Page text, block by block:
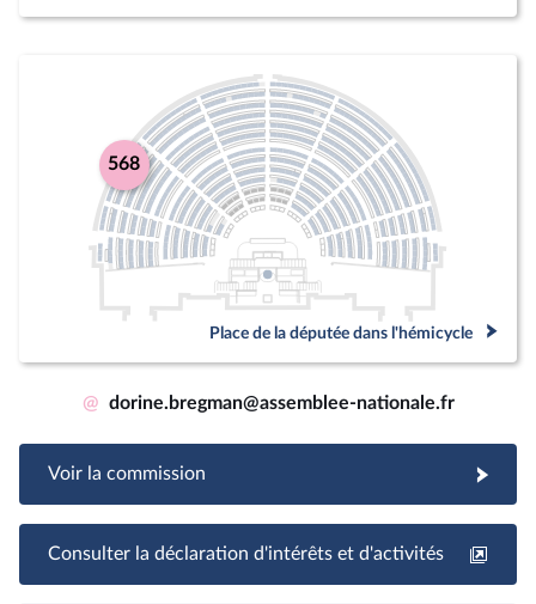
568
Place de la députée dans l'hémicycle
@ dorine.bregman@assemblee-nationale.fr
Voir la commission
Consulter la déclaration d'intérêts et d'activités